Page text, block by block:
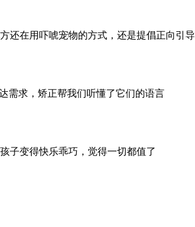
还在用吓唬宠物的方式，还是提倡正向引导
需求，矫正帮我们听懂了它们的语言
子变得快乐乖巧，觉得一切都值了